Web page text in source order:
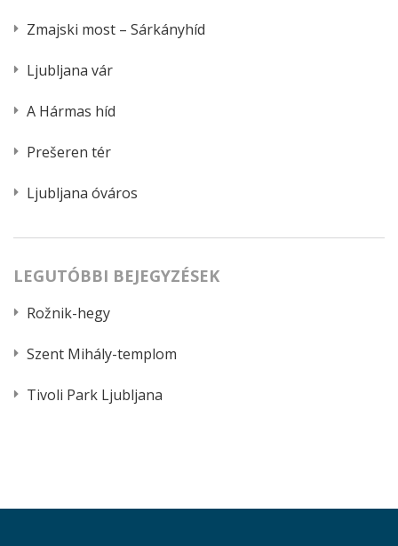
Zmajski most – Sárkányhíd
Ljubljana vár
A Hármas híd
Prešeren tér
Ljubljana óváros
LEGUTÓBBI BEJEGYZÉSEK
Rožnik-hegy
Szent Mihály-templom
Tivoli Park Ljubljana